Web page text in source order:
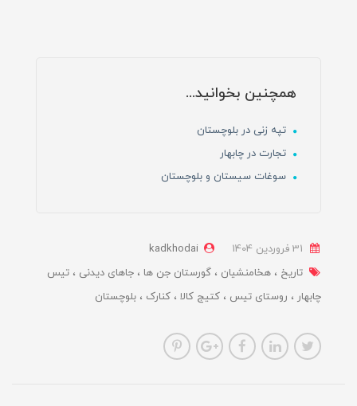
همچنین بخوانید...
تپه زنی در بلوچستان
تجارت در چابهار
سوغات سیستان و بلوچستان
kadkhodai
تاریخ
هخامنشیان گورستان جن ها جاهای دیدنی
تیس
چابهار
روستای تیس کتیج کالا کنارک بلوچستان